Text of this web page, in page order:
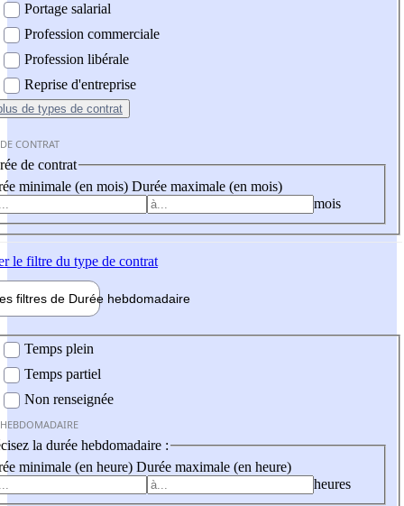
Portage salarial
Profession commerciale
Profession libérale
Reprise d'entreprise
de types de contrat
CONTRAT
de contrat
minimale (en mois) Durée maximale (en mois)
mois
le filtre du type de contrat
filtres de Durée hebdomadaire
Temps plein
Temps partiel
Non renseignée
la durée hebdomadaire :
minimale (en heure) Durée maximale (en heure)
heures